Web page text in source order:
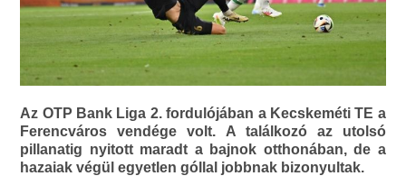
Az OTP Bank Liga 2. fordulójában a Kecskeméti TE a
Ferencváros vendége volt. A találkozó az utolsó
pillanatig nyitott maradt a bajnok otthonában, de a
hazaiak végül egyetlen góllal jobbnak bizonyultak.